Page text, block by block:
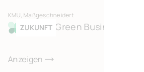
Bönen Green Business Park
KMU, Maßgeschneidert
ZUKUNFT
Anzeigen